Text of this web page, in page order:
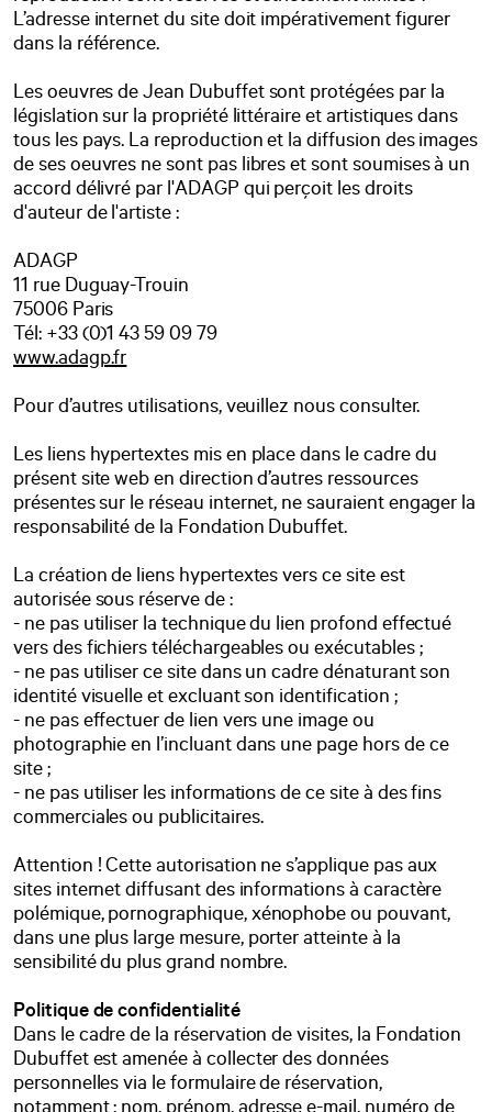
L’adresse internet du site doit impérativement figurer
dans la référence.
Les oeuvres de Jean Dubuffet sont protégées par la
législation sur la propriété littéraire et artistiques dans
tous les pays. La reproduction et la diffusion des images
de ses oeuvres ne sont pas libres et sont soumises à un
accord délivré par l'ADAGP qui perçoit les droits
d'auteur de l'artiste :
ADAGP
11 rue Duguay-Trouin
75006 Paris
Tél: +33 (0)1 43 59 09 79
www.adagp.fr
Pour d’autres utilisations, veuillez nous consulter.
Les liens hypertextes mis en place dans le cadre du
présent site web en direction d’autres ressources
présentes sur le réseau internet, ne sauraient engager la
responsabilité de la Fondation Dubuffet.
La création de liens hypertextes vers ce site est
autorisée sous réserve de :
- ne pas utiliser la technique du lien profond effectué
vers des fichiers téléchargeables ou exécutables ;
- ne pas utiliser ce site dans un cadre dénaturant son
identité visuelle et excluant son identification ;
- ne pas effectuer de lien vers une image ou
photographie en l’incluant dans une page hors de ce
site ;
- ne pas utiliser les informations de ce site à des fins
commerciales ou publicitaires.
Attention ! Cette autorisation ne s’applique pas aux
sites internet diffusant des informations à caractère
polémique, pornographique, xénophobe ou pouvant,
dans une plus large mesure, porter atteinte à la
sensibilité du plus grand nombre.
Politique de confidentialité
Dans le cadre de la réservation de visites, la Fondation
Dubuffet est amenée à collecter des données
personnelles via le formulaire de réservation,